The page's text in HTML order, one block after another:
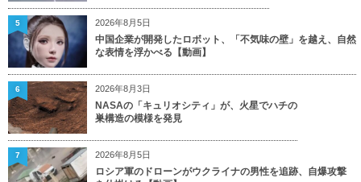
2026年8月5日
中国企業が開発したロボット、「不気味の壁」を越え、自然
な表情を浮かべる【動画】
5
2026年8月3日
NASAの「キュリオシティ」が、火星でハチの
巣構造の模様を発見
6
2026年8月5日
ロシア軍のドローンがウクライナの男性を追跡、自爆攻撃
7